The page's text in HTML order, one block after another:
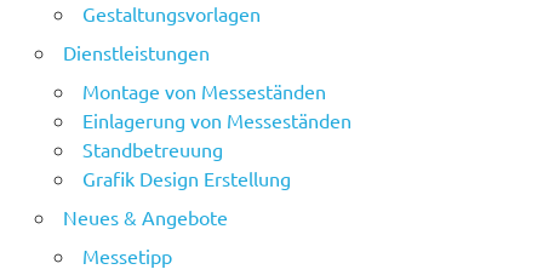
Gestaltungsvorlagen
Dienstleistungen
Montage von Messeständen
Einlagerung von Messeständen
Standbetreuung
Grafik Design Erstellung
Neues & Angebote
Messetipp